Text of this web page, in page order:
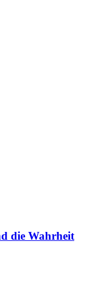
die Wahrheit